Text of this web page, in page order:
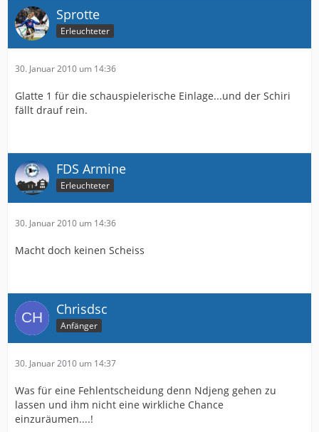
Sprotte
Erleuchteter
30. Januar 2010 um 14:36
Glatte 1 für die schauspielerische Einlage...und der Schiri
fällt drauf rein.
FDS Armine
Erleuchteter
30. Januar 2010 um 14:36
Macht doch keinen Scheiss
Chrisdsc
Anfänger
30. Januar 2010 um 14:37
Was für eine Fehlentscheidung denn Ndjeng gehen zu
lassen und ihm nicht eine wirkliche Chance
einzuräumen....!